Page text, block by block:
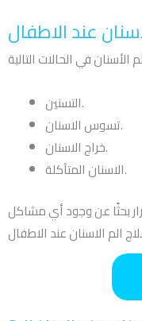
عند الاطفال
التسنين.
تسوس الاسنان.
خراج الاسنان.
الاسنان المتآكلة.
بحثًا عن وجود أي مشاكل